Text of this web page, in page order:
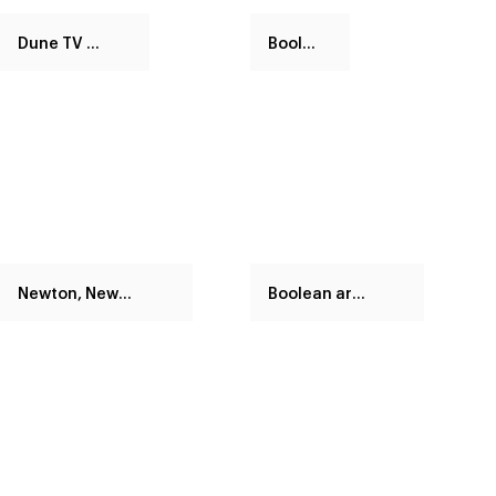
Dune TV stand Boolean
Newton, Newton low Boolean armchair